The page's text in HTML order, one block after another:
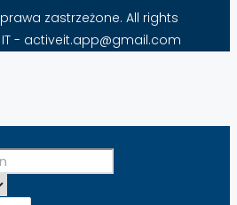
zastrzeżone. All rights
IT - activeit.app@gmail.com